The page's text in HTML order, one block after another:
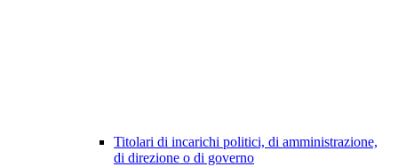
Titolari di incarichi politici, di amministrazione,
di direzione o di governo